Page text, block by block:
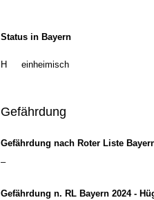
Status in Bayern
H einheimisch
Gefährdung
Gefährdung nach Roter Liste
–
Gefährdung n. RL Bayern 2024 -